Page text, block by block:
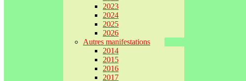
2023
2024
2025
2026
Autres manifestations
2014
2015
2016
2017